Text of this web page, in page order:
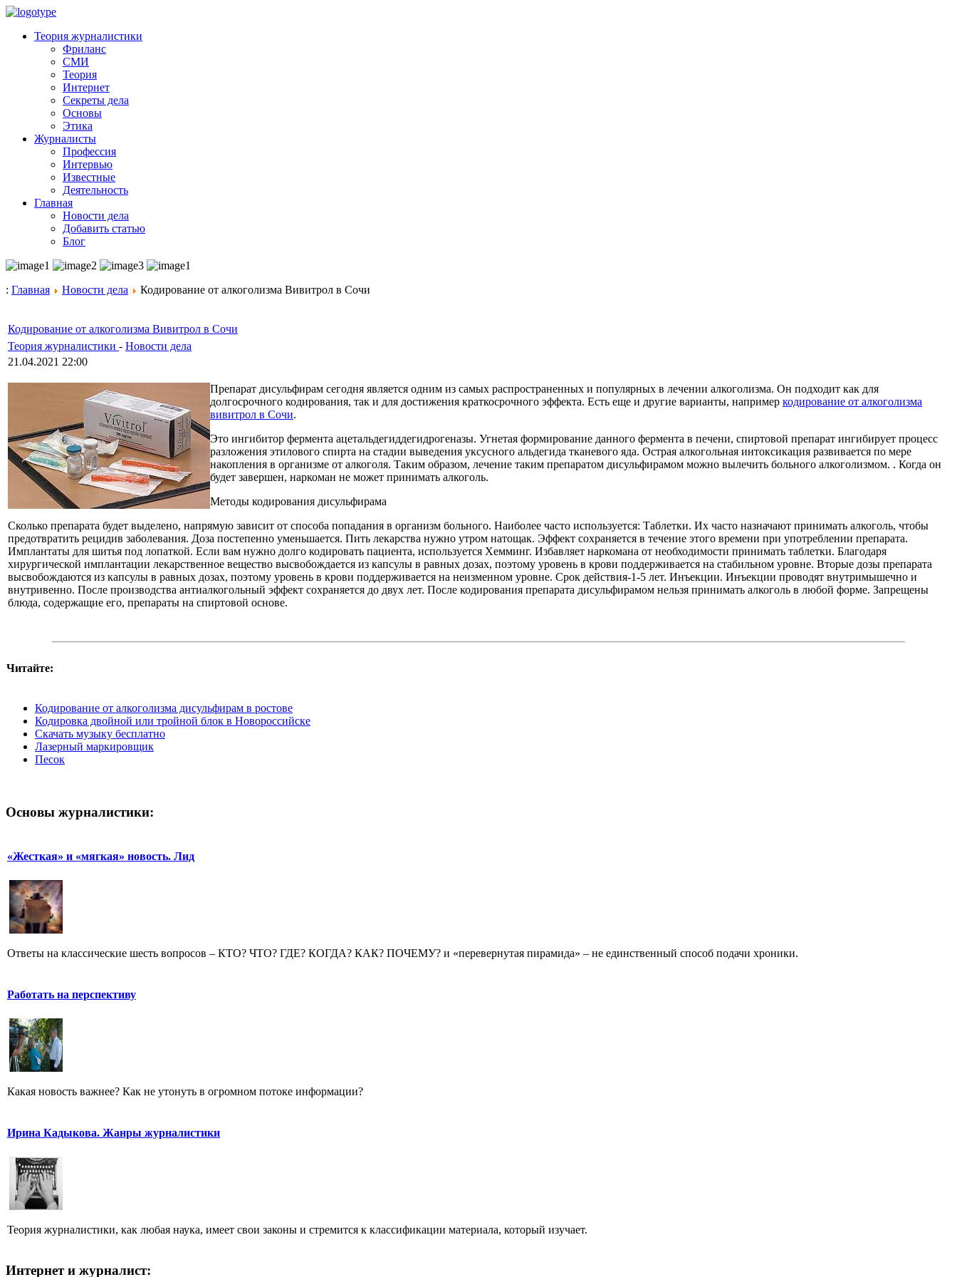
Теория журналистики
Фриланс
СМИ
Теория
Интернет
Секреты дела
Основы
Этика
Журналисты
Профессия
Интервью
Известные
Деятельность
Главная
Новости дела
Добавить статью
Блог
: Главная Новости дела Кодирование от алкоголизма Вивитрол в Сочи
Кодирование от алкоголизма Вивитрол в Сочи
Теория журналистики - Новости дела
21.04.2021 22:00
Препарат дисульфирам сегодня является одним из самых распространенных и популярных в лечении алкоголизма. Он подходит как для
долгосрочного кодирования, так и для достижения краткосрочного эффекта. Есть еще и другие варианты, например кодирование от алкоголизма
вивитрол в Сочи.
Это ингибитор фермента ацетальдегиддегидрогеназы. Угнетая формирование данного фермента в печени, спиртовой препарат ингибирует процесс
разложения этилового спирта на стадии выведения уксусного альдегида тканевого яда. Острая алкогольная интоксикация развивается по мере
накопления в организме от алкоголя. Таким образом, лечение таким препаратом дисульфирамом можно вылечить больного алкоголизмом. . Когда он
будет завершен, наркоман не может принимать алкоголь.
Методы кодирования дисульфирама
Сколько препарата будет выделено, напрямую зависит от способа попадания в организм больного. Наиболее часто используется: Таблетки. Их часто назначают принимать алкоголь, чтобы
предотвратить рецидив заболевания. Доза постепенно уменьшается. Пить лекарства нужно утром натощак. Эффект сохраняется в течение этого времени при употреблении препарата.
Имплантаты для шитья под лопаткой. Если вам нужно долго кодировать пациента, используется Хемминг. Избавляет наркомана от необходимости принимать таблетки. Благодаря
хирургической имплантации лекарственное вещество высвобождается из капсулы в равных дозах, поэтому уровень в крови поддерживается на стабильном уровне. Вторые дозы препарата
высвобождаются из капсулы в равных дозах, поэтому уровень в крови поддерживается на неизменном уровне. Срок действия-1-5 лет. Инъекции. Инъекции проводят внутримышечно и
внутривенно. После производства антиалкогольный эффект сохраняется до двух лет. После кодирования препарата дисульфирамом нельзя принимать алкоголь в любой форме. Запрещены
блюда, содержащие его, препараты на спиртовой основе.
Читайте:
Кодирование от алкоголизма дисульфирам в ростове
Кодировка двойной или тройной блок в Новороссийске
Скачать музыку бесплатно
Лазерный маркировщик
Песок
Основы журналистики:
«Жесткая» и «мягкая» новость. Лид
Ответы на классические шесть вопросов – КТО? ЧТО? ГДЕ? КОГДА? КАК? ПОЧЕМУ? и «перевернутая пирамида» – не единственный способ подачи хроники.
Работать на перспективу
Какая новость важнее? Как не утонуть в огромном потоке информации?
Ирина Кадыкова. Жанры журналистики
Теория журналистики, как любая наука, имеет свои законы и стремится к классификации материала, который изучает.
Интернет и журналист: